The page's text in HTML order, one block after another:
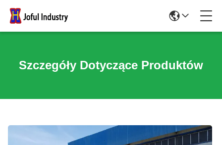
Szczegóły Dotyczące Produktów